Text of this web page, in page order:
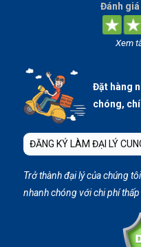
Đánh
Xem
Đặt hàng
chóng,
ĐĂNG KÝ LÀM ĐẠI LÝ
Trở thành đại lý của chúng
nhanh chóng với chi phí